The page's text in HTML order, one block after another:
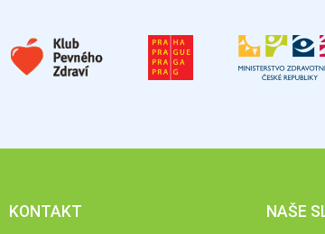
KONTAKT NAŠE